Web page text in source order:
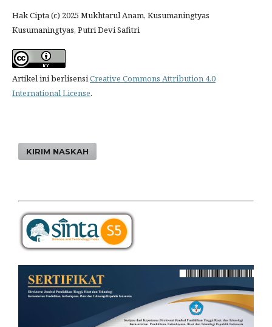
Hak Cipta (c) 2025 Mukhtarul Anam, Kusumaningtyas
Kusumaningtyas, Putri Devi Safitri
Artikel ini berlisensiCreative Commons Attribution 4.0
International License.
KIRIM NASKAH